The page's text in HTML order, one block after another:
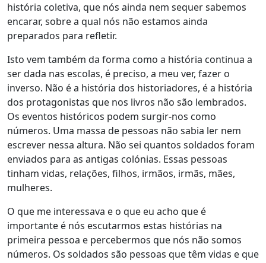
história coletiva, que nós ainda nem sequer sabemos
encarar, sobre a qual nós não estamos ainda
preparados para refletir.
Isto vem também da forma como a história continua a
ser dada nas escolas, é preciso, a meu ver, fazer o
inverso. Não é a história dos historiadores, é a história
dos protagonistas que nos livros não são lembrados.
Os eventos históricos podem surgir-nos como
números. Uma massa de pessoas não sabia ler nem
escrever nessa altura. Não sei quantos soldados foram
enviados para as antigas colónias. Essas pessoas
tinham vidas, relações, filhos, irmãos, irmãs, mães,
mulheres.
O que me interessava e o que eu acho que é
importante é nós escutarmos estas histórias na
primeira pessoa e percebermos que nós não somos
números. Os soldados são pessoas que têm vidas e que